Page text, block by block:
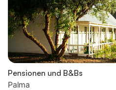
Pensionen und B&Bs
Palma